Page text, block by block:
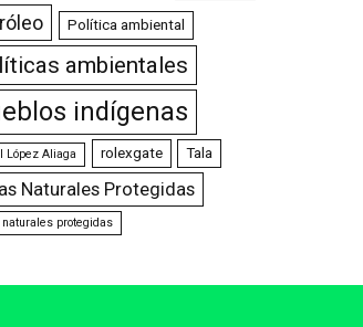
Política ambiental
ambientales
indígenas
López Aliaga rolexgate Tala
Naturales Protegidas
protegidas